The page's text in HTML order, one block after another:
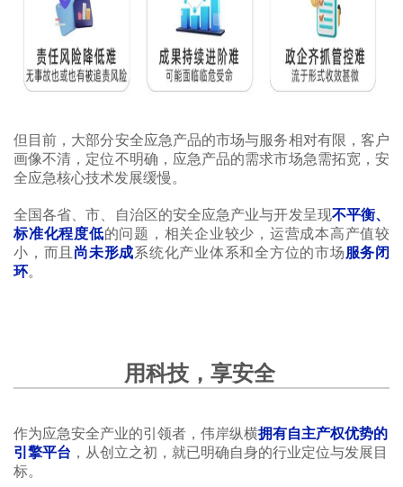
但目前，大部分安全应急产品的市场与服务相对有限，客户
画像不清，定位不明确，应急产品的需求市场急需拓宽，安
全应急核心技术发展缓慢。
全国各省、市、自治区的安全应急产业与开发呈现不平衡、
标准化程度低的问题，相关企业较少，运营成本高产值较
小，而且 尚未形成系统化产业体系和全方位的市场服务闭
环。
用科技，享安全
作为应急安全产业的引领者，伟岸纵横拥有自主产权优势的
引擎平台 ，从创立之初，就已明确自身的行业定位与发展目
标。